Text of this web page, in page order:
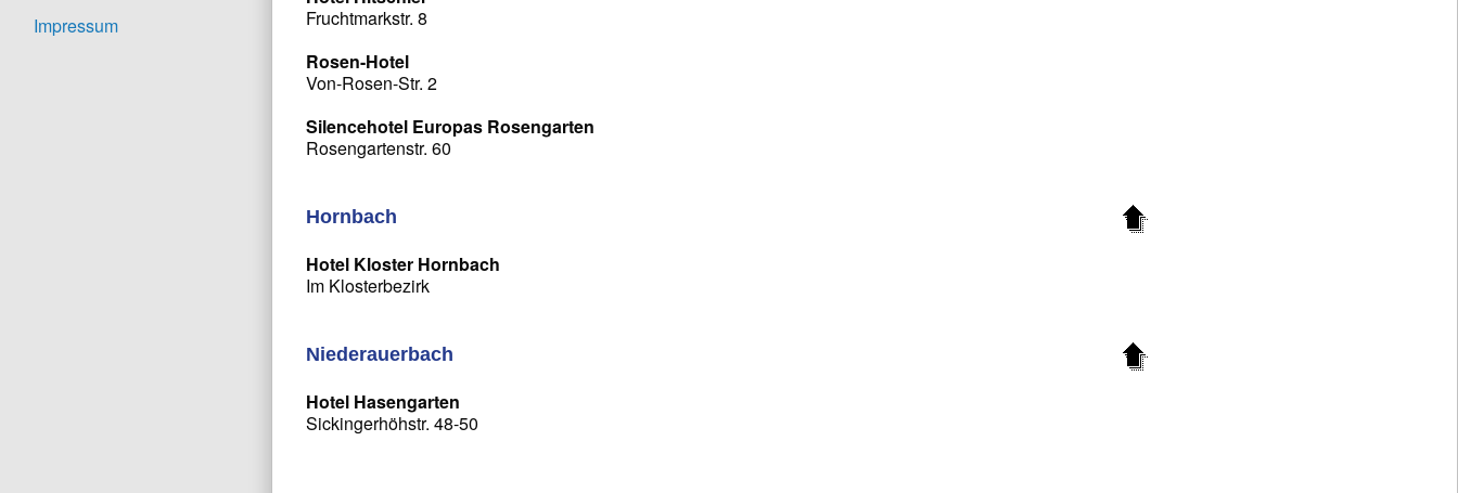
Impressum
Fruchtmarkstr. 8
Rosen-Hotel
Von-Rosen-Str. 2
Silencehotel Europas Rosengarten
Rosengartenstr. 60
Hornbach
Hotel Kloster Hornbach
Im Klosterbezirk
Niederauerbach
Hotel Hasengarten
Sickingerhöhstr. 48-50